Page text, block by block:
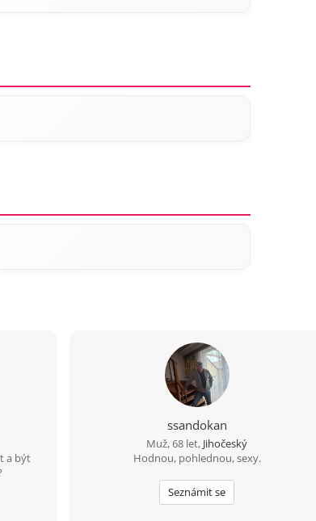
a být
ssandokan
Muž, 68 let, Jihočeský
Hodnou, pohlednou, sexy.
Seznámit se